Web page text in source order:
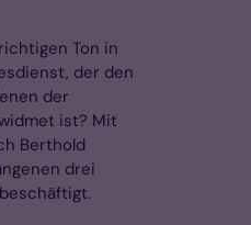
Ton in
der den
der
ist? Mit
Berthold
drei